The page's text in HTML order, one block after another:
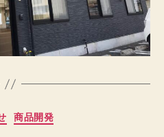
カ
商品開発